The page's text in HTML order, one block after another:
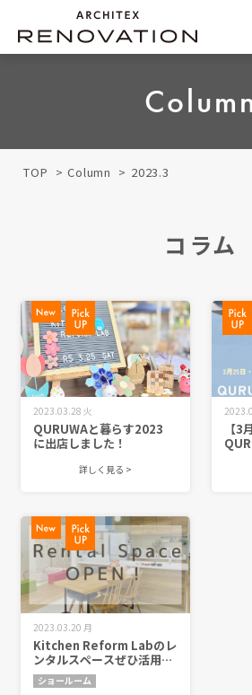
TOP Column 2023.3
コラム
2023.03.28 火
QURUWAと暮らす2023
に出店しました！
詳しく見る >
【3
2023.03.20 月
Kitchen Reform Labのレ
ンタルスペースぜひ活用く
ださい！
ショールーム